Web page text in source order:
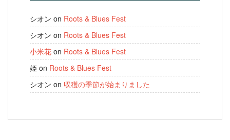
シオン on Roots & Blues Fest
シオン on Roots & Blues Fest
小米花 on Roots & Blues Fest
姫 on Roots & Blues Fest
シオン on 収穫の季節が始まりました